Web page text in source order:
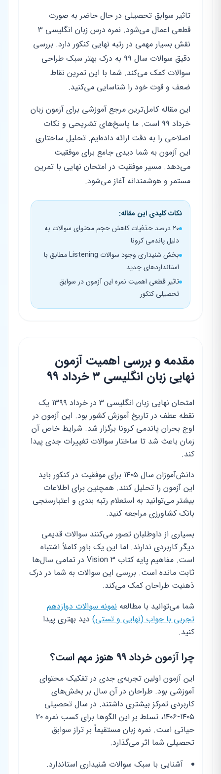
تاثیر سوابق تحصیلی در حال حاضر به صورت
قطعی اعمال می‌شود. نمره درس زبان انگلیسی ۳
نقش بسیار مهمی در رتبه نهایی کنکور دارد. بررسی
دقیق سوالات سال ۹۹ به درک بهتر سبک طراحی
سوالات کمک می‌کند. شما با این تمرین نقاط
ضعف و قوت خود را شناسایی می‌کنید.
این مقاله کامل‌ترین مرجع آموزشی برای آزمون زبان
خرداد ۹۹ است. ما پاسخ‌های تشریحی و نکات
اصلاحی را به دقت ارائه داده‌ایم. تحلیل ساختاری
این آزمون به شما دیدی جامع برای موفقیت
می‌دهد. مسیر موفقیت در امتحان نهایی با تمرین
مستمر و هوشمندانه آغاز می‌شود.
نکات کلیدی این مقاله:
۲۰ درصد حذفیات کاهش حجم محتوای سوالات به
دلیل پاندمی کرونا
بخش شنیداری وجود سوالات Listening مطابق با
استانداردهای جدید
تاثیر قطعی اهمیت نمره این آزمون در سوابق
تحصیلی کنکور
مقدمه و بررسی اهمیت آزمون
نهایی زبان انگلیسی ۳ خرداد ۹۹
امتحان نهایی زبان انگلیسی ۳ در خرداد ۱۳۹۹ یک
نقطه عطف در تاریخ آموزش کشور بود. این آزمون در
اوج بحران پاندمی کرونا برگزار شد. شرایط خاص آن
زمان باعث شد تا ساختار سوالات تغییرات جدی پیدا
کند.
دانش‌آموزان سال ۱۴۰۵ برای موفقیت در کنکور باید
این آزمون را تحلیل کنند. همچنین برای اطلاعات
بیشتر می‌توانید به استعلام رتبه بندی و اعتبارسنجی
بانک کشاورزی مراجعه کنید.
بسیاری از داوطلبان تصور می‌کنند سوالات قدیمی
دیگر کاربردی ندارند. اما این یک باور کاملاً اشتباه
است. مفاهیم پایه کتاب Vision 3 در تمامی سال‌ها
ثابت مانده است. بررسی این سوالات به شما در درک
ذهنیت طراحان کمک می‌کند.
شما می‌توانید با مطالعه نمونه سوالات دوازدهم
تجربی با جواب (نهایی و تستی) دید بهتری پیدا
کنید.
چرا آزمون خرداد ۹۹ هنوز مهم است؟
این آزمون اولین تجربه‌ی جدی در تفکیک محتوای
آموزشی بود. طراحان در آن سال بر بخش‌های
کاربردی تمرکز بیشتری داشتند. در سال تحصیلی
۱۴۰۵-۱۴۰۶، تسلط بر این الگوها برای کسب نمره ۲۰
حیاتی است. نمره زبان مستقیماً بر تراز سوابق
تحصیلی شما اثر می‌گذارد.
آشنایی با سبک سوالات شنیداری استاندارد.